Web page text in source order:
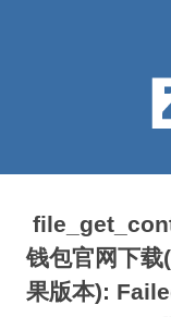
钱包官网下
果版本):